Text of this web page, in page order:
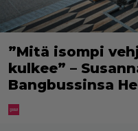
”Mitä isompi
kulkee” –
Bangbussinsa